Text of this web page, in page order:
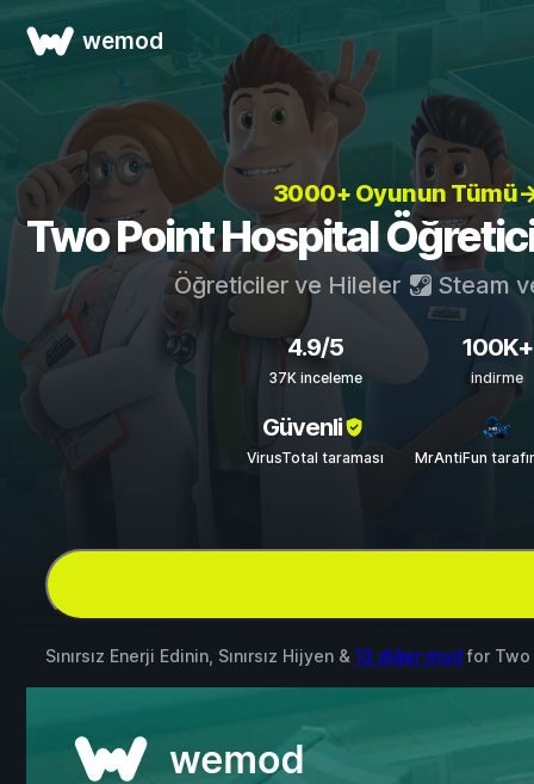
wemod
3000+ Oyunun
Two Point Hospital
Öğreticiler ve Hileler Steam
4.9/5
37K inceleme
100K+
indirme
Güvenli
VirusTotal taraması MrAntiFun
Sınırsız Enerji Edinin, Sınırsız Hijyen & 13 diğer mod for